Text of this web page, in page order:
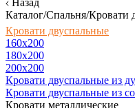
Назад
Каталог/Спальня/Кровати
Кровати двуспальные
160х200
180x200
200x200
Кровати двуспальные из
Кровати двуспальные из
Кровати металлические